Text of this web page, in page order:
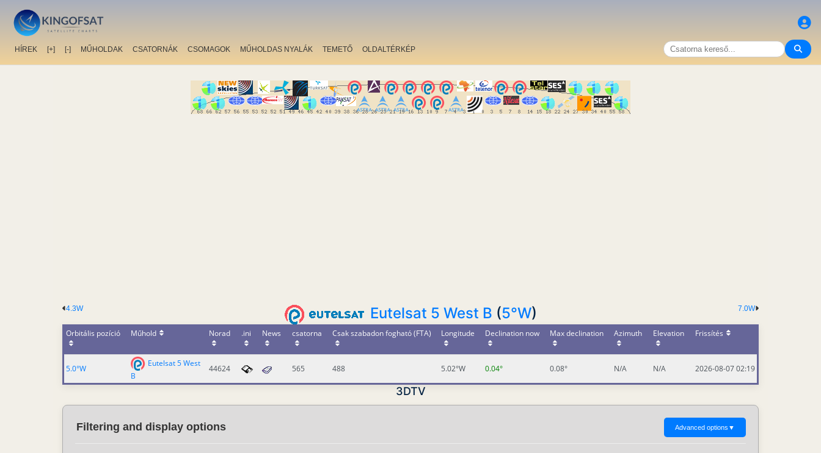
HÍREK [+] [-] MŰHOLDAK CSATORNÁK CSOMAGOK MŰHOLDAS NYALÁK TEMETŐ OLDALTÉRKÉP
7.0W
4.3W Eutelsat 5 West B (5°W)
Orbitális pozíció Műhold Norad .ini News csatorna Csak szabadon fogható (FTA) Longitude Declination now Max declination Azimuth Elevation Frissítés
5.0°W
Eutelsat 5 West
B
44624 565 488 5.02°W 0.04° 0.08° N/A N/A 2026-08-07 02:19
3DTV
Filtering and display options Advanced options ▼